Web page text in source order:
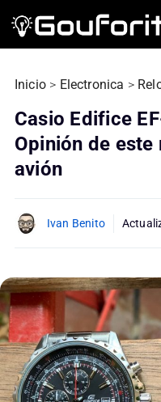
Inicio > Electronica >
Casio Edifice
Opinión de
avión
Ivan Benito